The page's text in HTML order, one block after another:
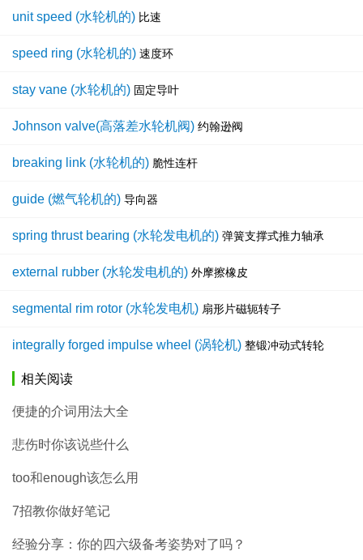
unit speed (水轮机的) 比速
speed ring (水轮机的) 速度环
stay vane (水轮机的) 固定导叶
Johnson valve(高落差水轮机阀) 约翰逊阀
breaking link (水轮机的) 脆性连杆
guide (燃气轮机的) 导向器
spring thrust bearing (水轮发电机的) 弹簧支撑式推力轴承
external rubber (水轮发电机的) 外摩擦橡皮
segmental rim rotor (水轮发电机) 扇形片磁轭转子
integrally forged impulse wheel (涡轮机) 整锻冲动式转轮
相关阅读
便捷的介词用法大全
悲伤时你该说些什么
too和enough该怎么用
7招教你做好笔记
经验分享：你的四六级备考姿势对了吗？